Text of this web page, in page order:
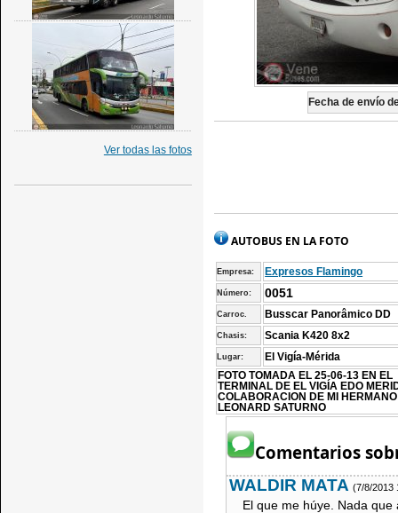
Fecha de envío
AUTOBUS EN LA FOTO
Empresa: Expresos Flamingo
Número: 0051
Carroc. Busscar Panorâmico DD
Chasis: Scania K420 8x2
Lugar:
El Vigía-Mérida
FOTO TOMADA EL 25-06-13 EN EL
TERMINAL DE EL VIGÍA EDO
COLABORACION DE MI HERMANO
LEONARD SATURNO
Comentarios
WALDIR MATA (7/8/2013
El que me húye. Nada
Ver todas las fotos